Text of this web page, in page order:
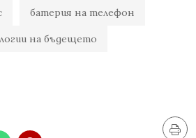
батерия на телефон
на бъдещето